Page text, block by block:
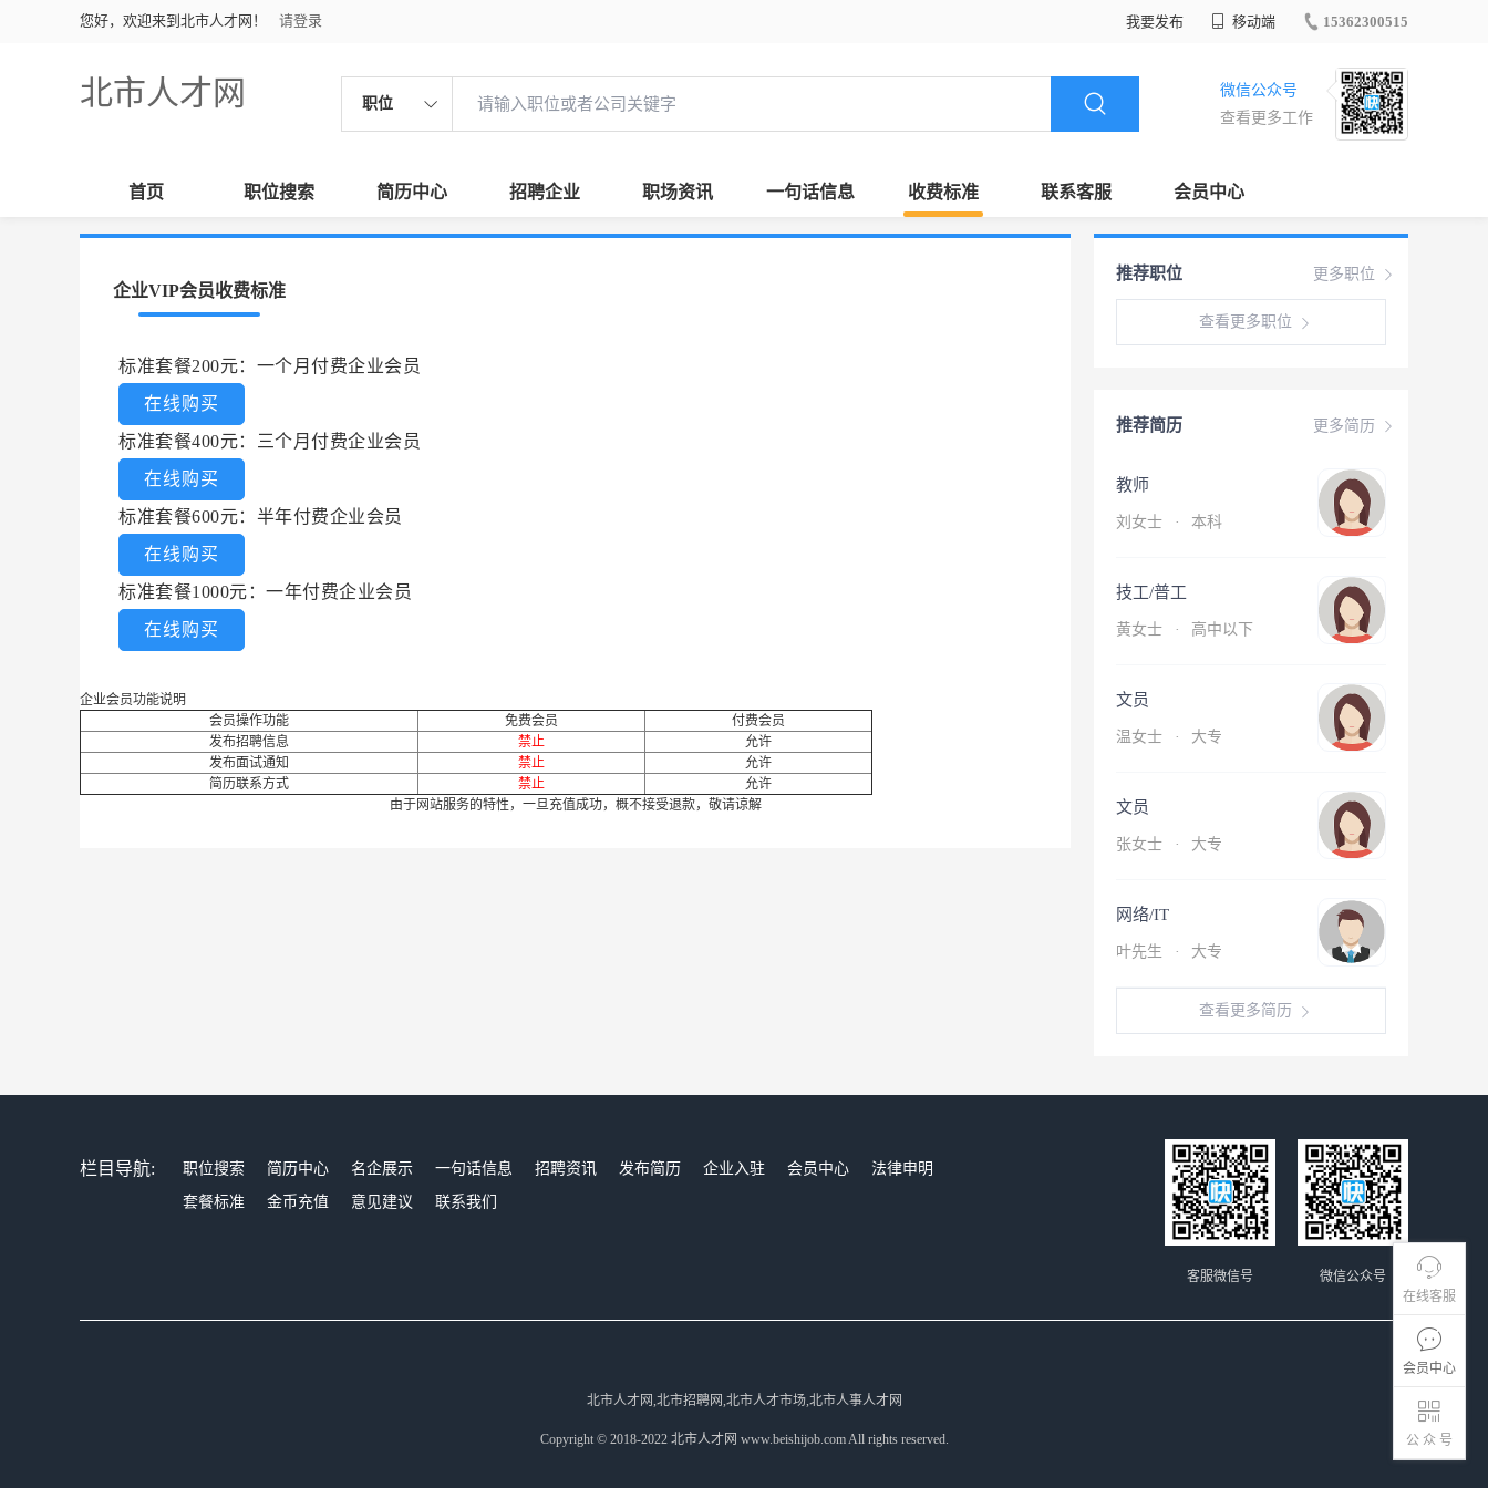
您好，欢迎来到北市人才网！ 请登录 我要发布 移动端 15362300515
北市人才网 职位
微信公众号
查看更多工作
首页 职位搜索 简历中心 招聘企业 职场资讯 一句话信息 收费标准 联系客服 会员中心
在线客服
会员中心
公 众 号
企业VIP会员收费标准
标准套餐200元：一个月付费企业会员
在线购买
标准套餐400元：三个月付费企业会员
在线购买
标准套餐600元：半年付费企业会员
在线购买
标准套餐1000元：一年付费企业会员
在线购买
企业会员功能说明
会员操作功能
免费会员
付费会员
发布招聘信息
禁止
允许
发布面试通知
禁止
允许
简历联系方式
禁止
允许
由于网站服务的特性，一旦充值成功，概不接受退款，敬请谅解
更多职位
推荐职位
查看更多职位
更多简历
推荐简历
教师
刘女士 · 本科
技工/普工
黄女士 · 高中以下
文员
温女士 · 大专
文员
张女士 · 大专
网络/IT
叶先生 · 大专
查看更多简历
栏目导航: 职位搜索 简历中心 名企展示 一句话信息 招聘资讯 发布简历 企业入驻 会员中心
法律申明
套餐标准
金币充值 意见建议 联系我们
微信公众号
客服微信号
北市人才网,北市招聘网,北市人才市场,北市人事人才网
Copyright © 2018-2022 北市人才网 www.beishijob.com All rights reserved.